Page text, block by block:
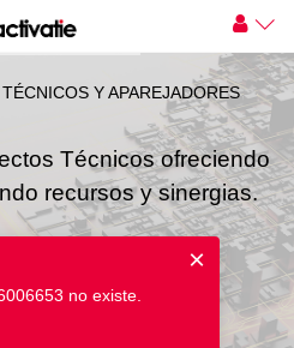
Y APAREJADORES
Técnicos ofreciendo
recursos y sinergias.
no existe.
×